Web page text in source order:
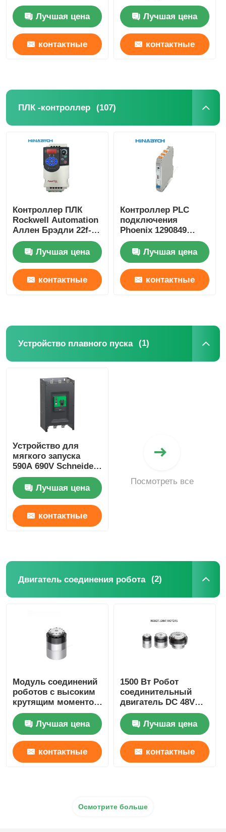
О Компании
Наша фабрика
контроль качества
контактные данные
Отправить запрос
Программируемый логический контроллер
Устройство плавного пуска
Интерфейс человеческой машины
редуктор шестерни
контроллер Et 200sp
Siemens 6es7193-
6bp20-0ba0
Лучшая цена
контактные
модуль Em 223 Для
S7-22X ЦПУ 16 Di 24V
DC
Лучшая цена
контактные
ПЛК -контроллер (107)
Контроллер ПЛК
Rockwell Automation
Аллен Брэдли 22f-
D2p5n103 3pH 528V
0.75kw Powerflex
Лучшая цена
контактные
Контроллер PLC
подключения
Phoenix 1290849
MACX MCR-EX-AP-
2T-2I-SP Compact
Лучшая цена
контактные
Устройство плавного пуска (1)
Устройство для
мягкого запуска
590A 690V Schneider
Ats480c59y
Электрический
мягкий стартер для
промышленности
Лучшая цена
контактные
Посмотреть все
Двигатель соединения робота (2)
Модуль соединений
роботов с высоким
крутящим моментом
легкий RI30-40-PRO
Промышленная
автоматизация
Лучшая цена
контактные
1500 Вт Робот
соединительный
двигатель DC 48V
бесшовный
сервомотор
соединительная
скорость
регулируемая
Лучшая цена
контактные
Осмотрите больше